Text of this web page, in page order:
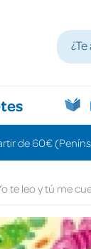
de 60€
te leo y tú me